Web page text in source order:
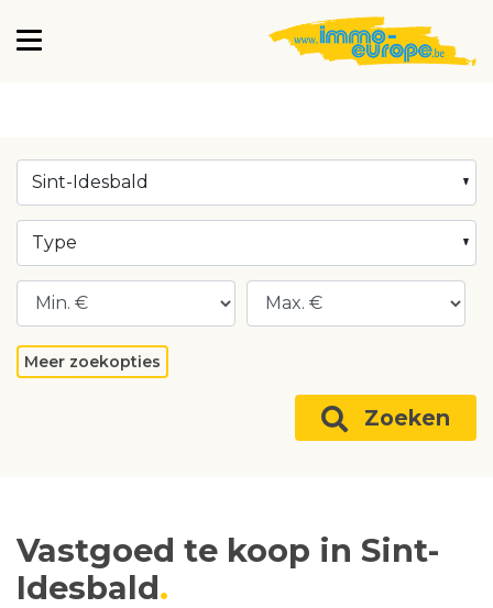
Sint-Idesbald
Type
Meer zoekopties
Zoeken
Vastgoed te koop in Sint-
Idesbald